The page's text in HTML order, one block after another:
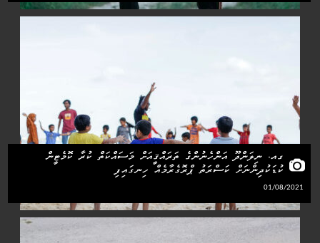
ގއ. ނިލަންދޫ އަންހެނުންގެ ތަރައްޤީއަށް މަސައްކަތް ކުރާ ކޮމެޓީން
ކުޑަކުދިންނަށް ކަސްރަތު ޕްރޮގެރާމެއް ހިނގައިފި
01/08/2021